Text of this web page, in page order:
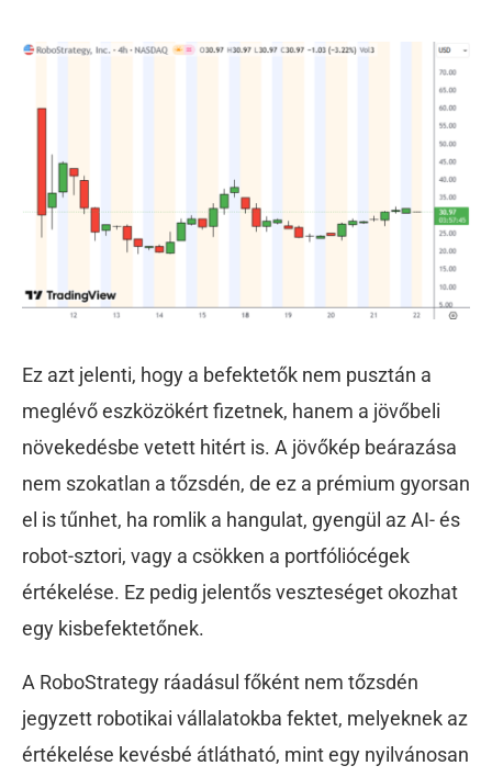
Ez azt jelenti, hogy a befektetők nem pusztán a
meglévő eszközökért fizetnek, hanem a jövőbeli
növekedésbe vetett hitért is. A jövőkép beárazása
nem szokatlan a tőzsdén, de ez a prémium gyorsan
el is tűnhet, ha romlik a hangulat, gyengül az AI- és
robot-sztori, vagy a csökken a portfóliócégek
értékelése. Ez pedig jelentős veszteséget okozhat
egy kisbefektetőnek.
A RoboStrategy ráadásul főként nem tőzsdén
jegyzett robotikai vállalatokba fektet, melyeknek az
értékelése kevésbé átlátható, mint egy nyilvánosan